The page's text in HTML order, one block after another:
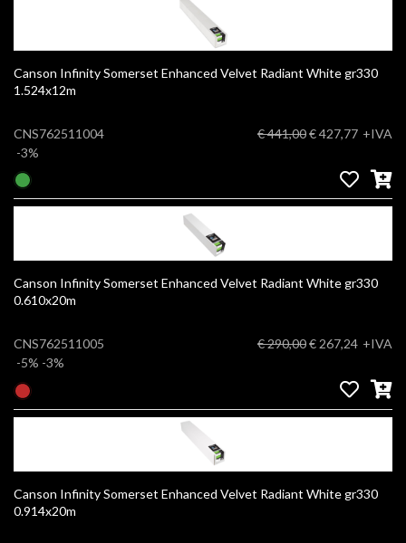
Canson Infinity Somerset Enhanced Velvet Radiant White gr330
1.524x12m
CNS762511004
-3%
€ 441,00€ 427,77 +IVA
Canson Infinity Somerset Enhanced Velvet Radiant White gr330
0.610x20m
CNS762511005
-5% -3%
€ 290,00€ 267,24 +IVA
Canson Infinity Somerset Enhanced Velvet Radiant White gr330
0.914x20m